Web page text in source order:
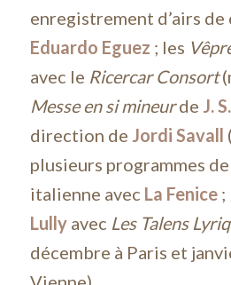
enregistrement d’airs de
Eduardo Eguez ; les
avec le Ricercar Consort
Messe en si mineurde J.
direction de Jordi Savall
plusieurs programmes
italienne avec La Fenice;
Lullyavec Les Talens
décembre à Paris et